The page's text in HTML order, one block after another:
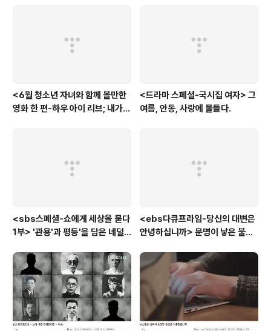
<6월 청소년 자녀와 함께 볼만한
영화 한 편-하우 아이 리브; 내가
<드라마 스페셜-국시집 여자> 그
여름, 안동, 사랑에 물들다.
<sbs스폐셜-쇼에게 세상을 묻다
1부> '관용'과 평등'을 담은 네덜
<ebs다큐프라임-당신의 대변은
안녕하십니까> 문명이 낳은 불치